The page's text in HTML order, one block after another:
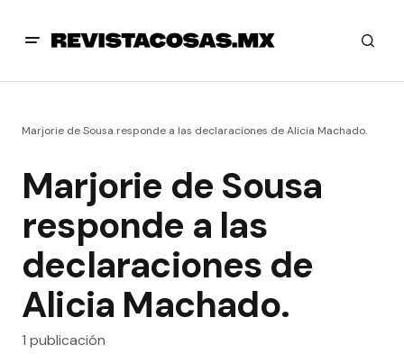
Marjorie de Sousa responde a las declaraciones de Alicia Machado.
Marjorie de Sousa
responde a las
declaraciones de
Alicia Machado.
1 publicación